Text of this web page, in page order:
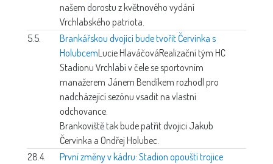
našem dorostu z květnového vydání
Vrchlabského patriota.
5.5.
Brankářskou dvojici bude tvořit Červinka s
HolubcemLucie HlaváčováRealizační tým HC
Stadionu Vrchlabí v čele se sportovním
manažerem Jánem Bendíkem rozhodl pro
nadcházející sezónu vsadit na vlastní
odchovance.
Brankoviště tak bude patřit dvojici Jakub
Červinka a Ondřej Holubec.
28.4.
První změny v kádru: Stadion opouští trojice